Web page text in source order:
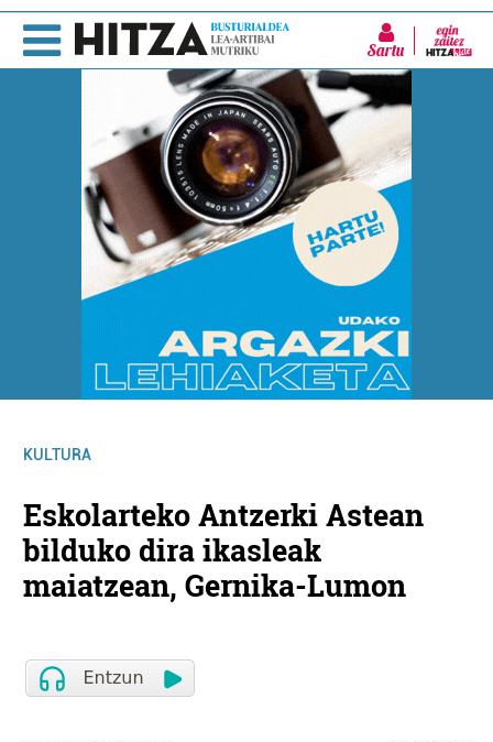
Sartu
KULTURA
Eskolarteko Antzerki Astean
bilduko dira ikasleak
maiatzean, Gernika-Lumon